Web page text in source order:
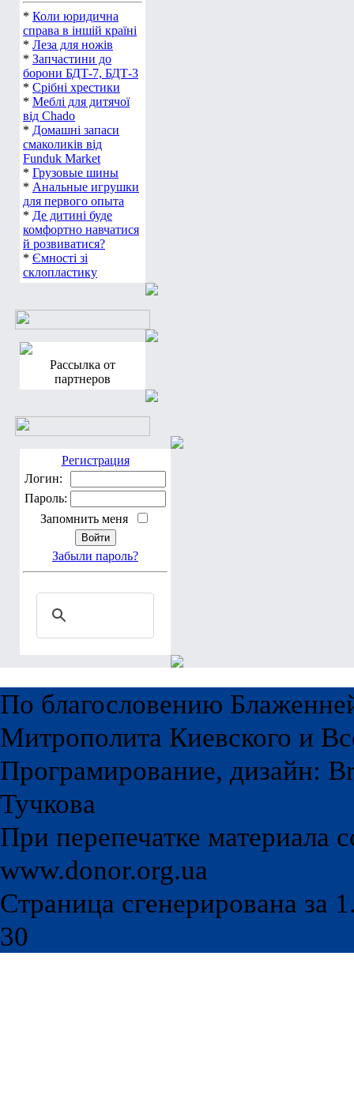
* Коли юридична
справа в іншій країні
* Леза для ножів
* Запчастини до
борони БДТ-7, БДТ-3
* Срібні хрестики
* Меблі для дитячої
від Chado
* Домашні запаси
смаколиків від
Funduk Market
* Грузовые шины
* Анальные игрушки
для первого опыта
* Де дитині буде
комфортно навчатися
й розвиватися?
* Ємності зі
склопластику
Рассылка от
партнеров
Регистрация
Логин:
Пароль:
Запомнить меня
Забыли пароль?
По благословению
Митрополита Киевского и
Програмирование, дизайн:
Тучкова
При перепечатке материала
www.donor.org.ua
Страница сгенерирована за
30